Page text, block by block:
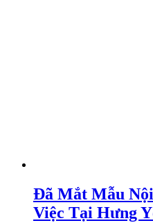
Đã Mắt Mẫu
Việc Tại Hưng